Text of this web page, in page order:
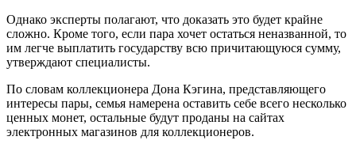
Однако эксперты полагают, что доказать это будет крайне
сложно. Кроме того, если пара хочет остаться неназванной, то
им легче выплатить государству всю причитающуюся сумму,
утверждают специалисты.
По словам коллекционера Дона Кэгина, представляющего
интересы пары, семья намерена оставить себе всего несколько
ценных монет, остальные будут проданы на сайтах
электронных магазинов для коллекционеров.